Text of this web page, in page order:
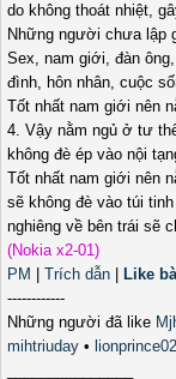
do không thoát nhiệt,
Những người chưa lập
Sex, nam giới, đàn
đình, hôn nhân, cuộc
Tốt nhất nam giới nên
4. Vậy nằm ngủ ở tư
không đè ép vào nội
Tốt nhất nam giới nên
sẽ không đè vào túi
nghiêng về bên trái sẽ
(Nokia x2-01)
PM
Trích dẫn Like
------------
Những người đã like
mihtriuday •